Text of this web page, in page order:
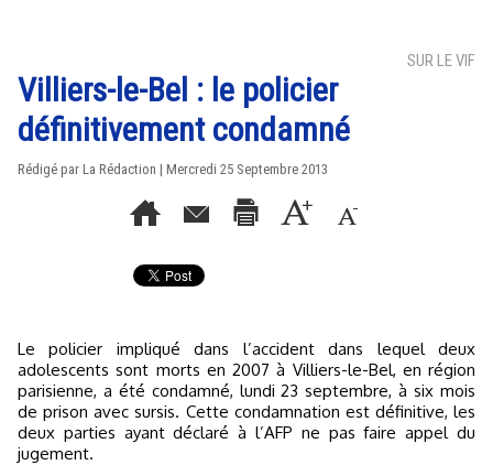
SUR LE VIF
Villiers-le-Bel : le policier
définitivement condamné
Rédigé par La Rédaction | Mercredi 25 Septembre 2013
Le policier impliqué dans l’accident dans lequel deux
adolescents sont morts en 2007 à Villiers-le-Bel, en région
parisienne, a été condamné, lundi 23 septembre, à six mois
de prison avec sursis. Cette condamnation est définitive, les
deux parties ayant déclaré à l’AFP ne pas faire appel du
jugement.